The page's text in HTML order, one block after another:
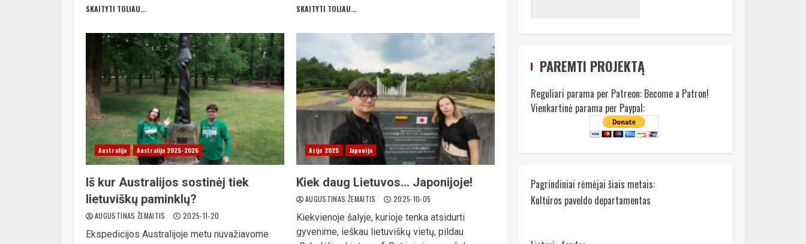
SKAITYTI TOLIAU... SKAITYTI TOLIAU...
Australija Australija 2025-2026
Iš kur Australijos sostinėj tiek
lietuviškų paminklų?
AUGUSTINAS ŽEMAITIS 2025-11-20
Ekspedicijos Australijoje metu nuvažiavome
Azija 2025 Japonija
Kiek daug Lietuvos… Japonijoje!
AUGUSTINAS ŽEMAITIS 2025-10-05
Kiekvienoje šalyje, kurioje tenka atsidurti
gyvenime, ieškau lietuviškų vietų, pildau
PAREMTI PROJEKTĄ
Reguliari parama per Patreon: Become a Patron!
Vienkartinė parama per Paypal:
Pagrindiniai rėmėjai šiais metais:
Kultūros paveldo departamentas